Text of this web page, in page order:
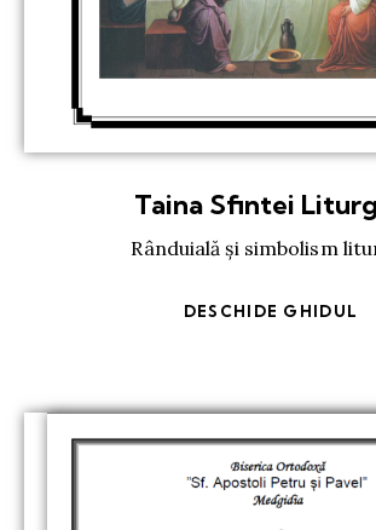
Taina Sfintei
Rânduială și simbolism
DESCHIDE GHIDUL